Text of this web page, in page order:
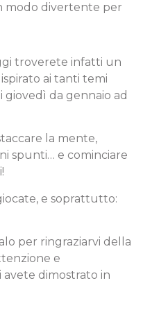
modo divertente per
troverete infatti un
ispirato ai tanti temi
da gennaio ad
la mente,
spunti… e cominciare
e soprattutto:
per ringraziarvi della
e
avete dimostrato in